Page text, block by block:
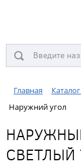
Главная
Наружний угол
СВЕТЛЫЙ